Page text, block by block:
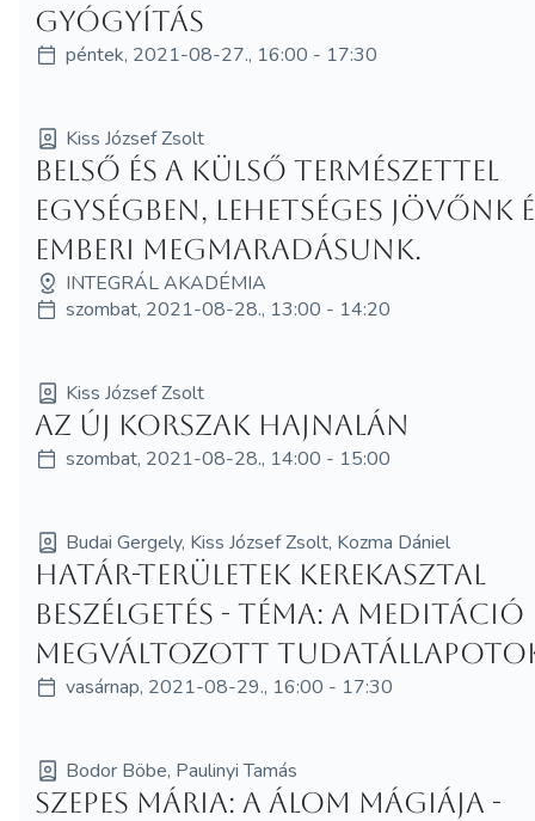
gyógyítás
péntek, 2021-08-27., 16:00 - 17:30
Kiss József Zsolt
Belső és a külső természettel
egységben, lehetséges jövőnk
emberi megmaradásunk.
INTEGRÁL AKADÉMIA
szombat, 2021-08-28., 13:00 - 14:20
Kiss József Zsolt
Az új korszak hajnalán
szombat, 2021-08-28., 14:00 - 15:00
Budai Gergely, Kiss József Zsolt, Kozma Dániel
Határ-területek kerekasztal
beszélgetés - Téma: A meditáció
megváltozott
vasárnap, 2021-08-29., 16:00 - 17:30
Bodor Böbe, Paulinyi Tamás
Szepes Mária: A álom mágiája -